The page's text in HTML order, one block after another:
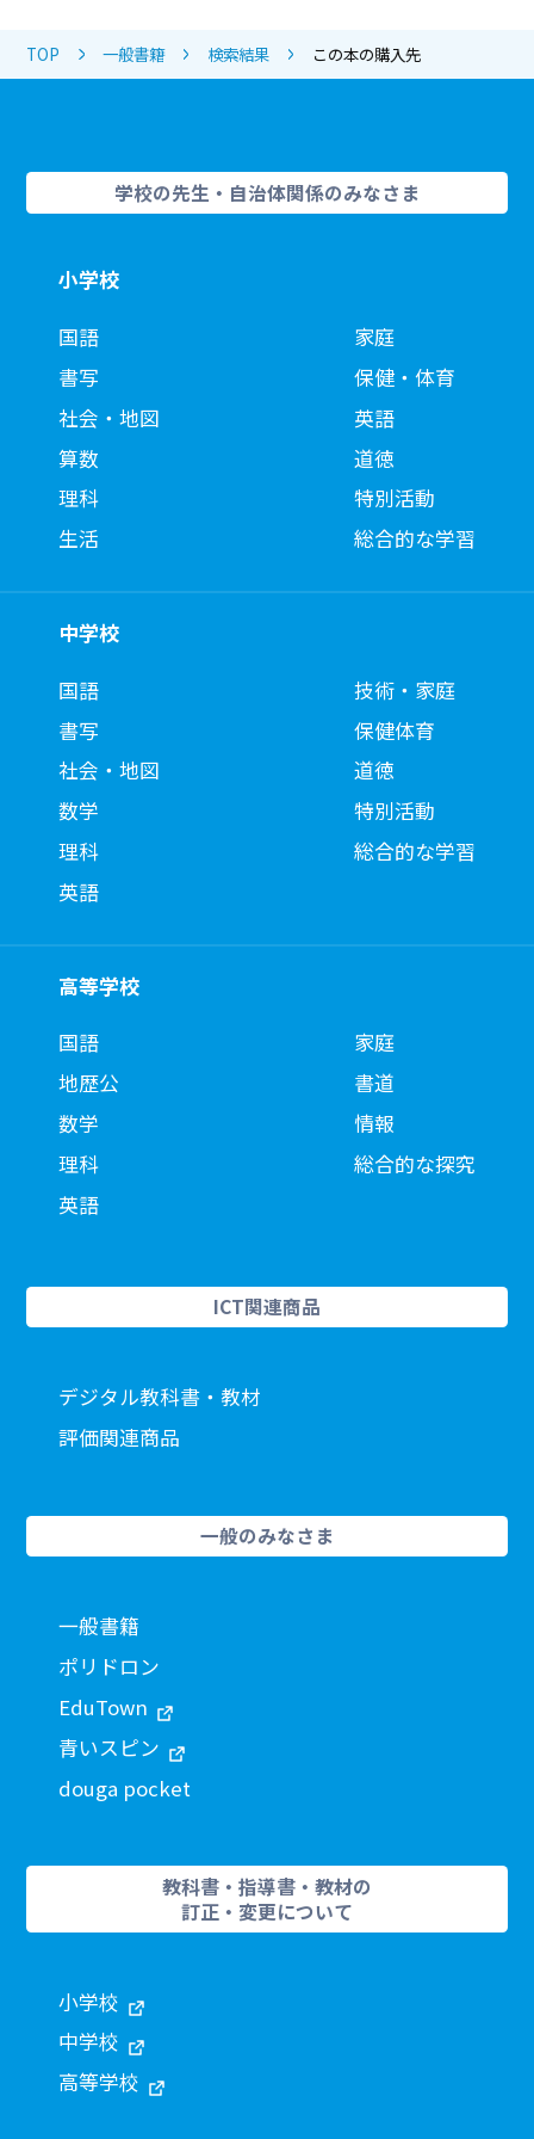
TOP 一般書籍 検索結果 この本の購入先
学校の先生・自治体関係のみなさま
小学校
国語
書写
社会・地図
算数
理科
生活
家庭
保健・体育
英語
道徳
特別活動
総合的な学習
中学校
国語
書写
社会・地図
数学
理科
英語
技術・家庭
保健体育
道徳
特別活動
総合的な学習
高等学校
国語
地歴公
数学
理科
英語
家庭
書道
情報
総合的な探究
ICT関連商品
デジタル教科書・教材
評価関連商品
一般のみなさま
一般書籍
ポリドロン
EduTown
青いスピン
douga pocket
教科書・指導書・教材の
訂正・変更について
小学校
中学校
高等学校